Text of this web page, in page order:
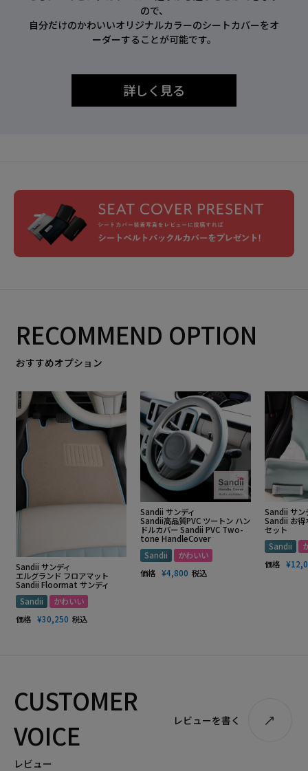
ので、
自分だけのかわいいオリジナルカラーのシートカバーをオ
ーダーすることが可能です。
詳しく見る
RECOMMEND OPTION
おすすめオプション
Sandii サンディ
エルグランド フロアマット
Sandii Floormat サンディ
Sandii
かわいい
価格 ¥30,250 税込
Sandii サンディ
Sandii高品質PVC ツートン ハン
ドルカバー Sandii PVC Two-
tone HandleCover
Sandii
かわいい
価格 ¥4,800 税込
Sandii サン
Sandii お得
セット
Sandii
価格 ¥
CUSTOMER
VOICE
レビュー
レビューを書く